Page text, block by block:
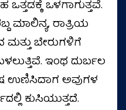
ಒಳಗಾಗುತ್ತವೆ.
ಮಾಲಿನ್ಯ, ರಾತ್ರಿಯ
ಮತ್ತು ಬೇರುಗಳಿಗೆ
ಇಂಥ ದುರ್ಬಲ
ಉಣಿಸಿದಾಗ ಅವುಗಳ
ಕುಸಿಯುತ್ತದೆ.